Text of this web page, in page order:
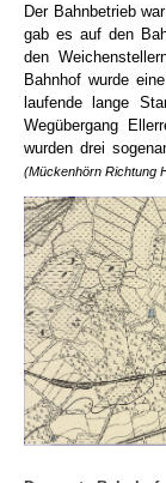
Der Bahnbetrieb
gab es auf den
den
Bahnhof wurde
laufende lange
Wegübergang
wurden drei
(Mückenhörn Richtung